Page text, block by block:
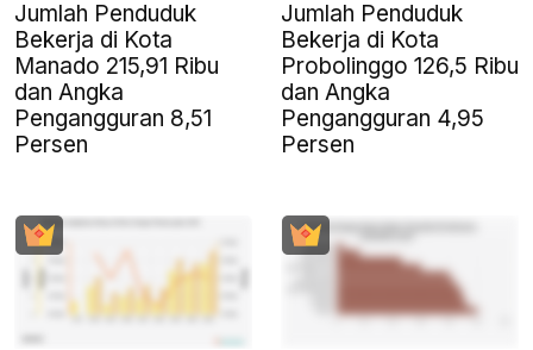
Jumlah Penduduk
Bekerja di Kota
Manado 215,91 Ribu
dan Angka
Pengangguran 8,51
Persen
Jumlah Penduduk
Bekerja di Kota
Probolinggo 126,5 Ribu
dan Angka
Pengangguran 4,95
Persen